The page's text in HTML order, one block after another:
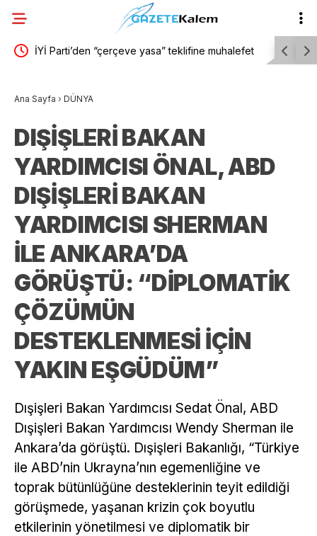
İYİ Parti’den “çerçeve yasa” teklifine muhalefet Ankara
Ana Sayfa › DÜNYA
DIŞİŞLERİ BAKAN
YARDIMCISI ÖNAL, ABD
DIŞİŞLERİ BAKAN
YARDIMCISI SHERMAN
İLE ANKARA’DA
GÖRÜŞTÜ: “DİPLOMATİK
ÇÖZÜMÜN
DESTEKLENMESİ İÇİN
YAKIN EŞGÜDÜM”
Dışişleri Bakan Yardımcısı Sedat Önal, ABD
Dışişleri Bakan Yardımcısı Wendy Sherman ile
Ankara’da görüştü. Dışişleri Bakanlığı, “Türkiye
ile ABD’nin Ukrayna’nın egemenliğine ve
toprak bütünlüğüne desteklerinin teyit edildiği
görüşmede, yaşanan krizin çok boyutlu
etkilerinin yönetilmesi ve diplomatik bir